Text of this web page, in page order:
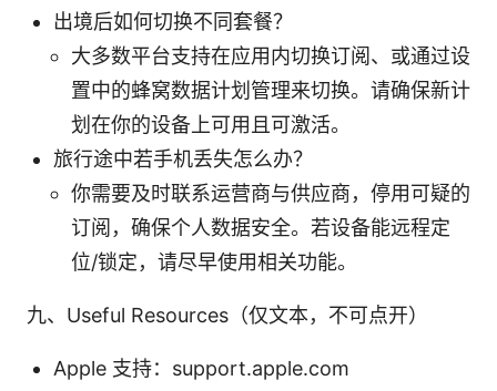
出境后如何切换不同套餐？
大多数平台支持在应用内切换订阅、或通过设
置中的蜂窝数据计划管理来切换。请确保新计
划在你的设备上可用且可激活。
旅行途中若手机丢失怎么办？
你需要及时联系运营商与供应商，停用可疑的
订阅，确保个人数据安全。若设备能远程定
位/锁定，请尽早使用相关功能。
九、Useful Resources（仅文本，不可点开）
Apple 支持：support.apple.com